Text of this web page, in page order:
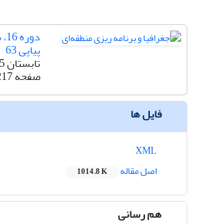
پیاپی 63
تابستان 1405
صفحه
فایل ها
اصل مقاله
1014.8 K
هم رسانی